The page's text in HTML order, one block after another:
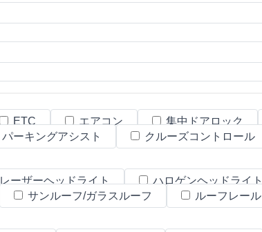
ETC エアコン 集中ドアロック
パーキングアシスト クルーズコントロール
レーザーヘッドライト ハロゲンヘッドライト
サンルーフ/ガラスルーフ ルーフレール